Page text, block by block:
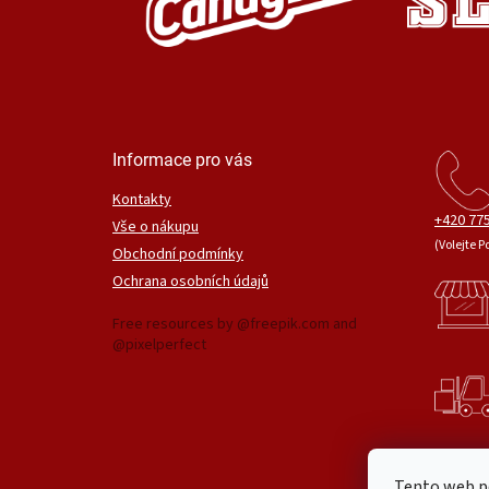
Informace pro vás
Kontakty
Vše o nákupu
Obchodní podmínky
Ochrana osobních údajů
Free resources by @freepik.com and
@pixelperfect
+420
(Volejte